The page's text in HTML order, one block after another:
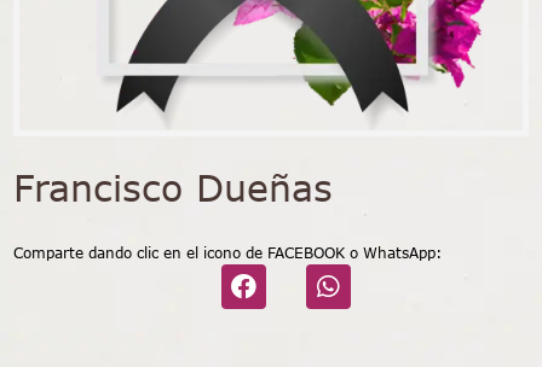
Francisco Dueñas
Comparte dando clic en el icono de FACEBOOK o WhatsApp: